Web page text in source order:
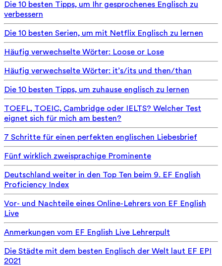
Die 10 besten Tipps, um Ihr gesprochenes Englisch zu
verbessern
Die 10 besten Serien, um mit Netflix Englisch zu lernen
Häufig verwechselte Wörter: Loose or Lose
Häufig verwechselte Wörter: it’s/its und then/than
Die 10 besten Tipps, um zuhause englisch zu lernen
TOEFL, TOEIC, Cambridge oder IELTS? Welcher Test
eignet sich für mich am besten?
7 Schritte für einen perfekten englischen Liebesbrief
Fünf wirklich zweisprachige Prominente
Deutschland weiter in den Top Ten beim 9. EF English
Proficiency Index
Vor- und Nachteile eines Online-Lehrers von EF English
Live
Anmerkungen vom EF English Live Lehrerpult
Die Städte mit dem besten Englisch der Welt laut EF EPI
2021